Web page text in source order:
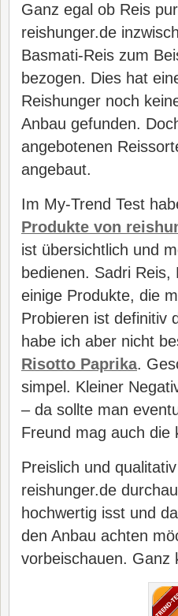
Ganz egal ob Reis
reishunger.de
Basmati-Reis zum
bezogen. Dies hat
Reishunger noch
Anbau gefunden.
angebotenen
angebaut.
Im My-Trend Test
Produkte von
ist übersichtlich und
bedienen. Sadri
einige Produkte, die
Probieren ist definitiv
habe ich aber nicht
Risotto Paprika.
simpel. Kleiner
– da sollte man
Freund mag auch die
Preislich und
reishunger.de
hochwertig isst und
den Anbau achten
vorbeischauen. Ganz